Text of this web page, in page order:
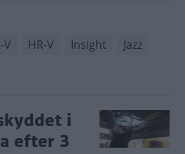
V HR-V Insight
Jazz
i
efter 3